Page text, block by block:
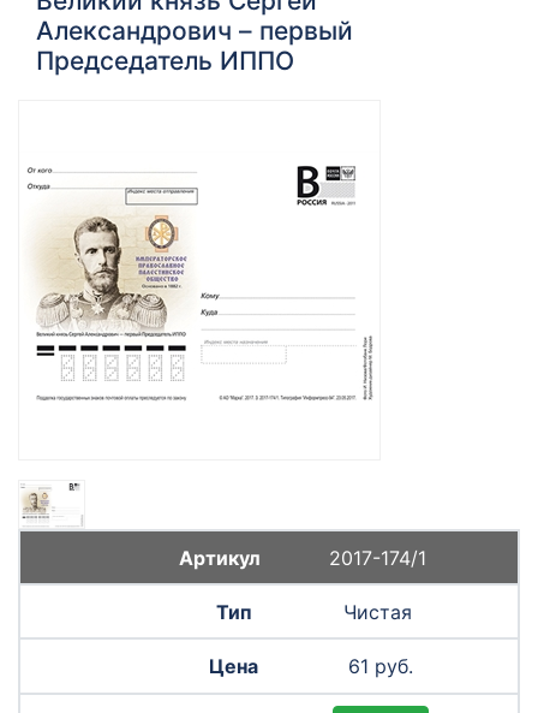
Александрович – первый
Председатель ИППО
2017-174/1
Чистая
61 руб.